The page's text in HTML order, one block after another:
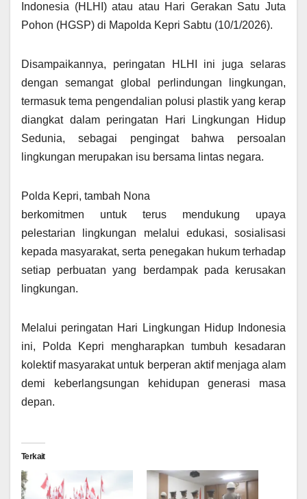
Indonesia (HLHI) atau atau Hari Gerakan Satu Juta
Pohon (HGSP) di Mapolda Kepri Sabtu (10/1/2026).
Disampaikannya, peringatan HLHI ini juga selaras
dengan semangat global perlindungan lingkungan,
termasuk tema pengendalian polusi plastik yang kerap
diangkat dalam peringatan Hari Lingkungan Hidup
Sedunia, sebagai pengingat bahwa persoalan
lingkungan merupakan isu bersama lintas negara.
Polda Kepri, tambah Nona
berkomitmen untuk terus mendukung upaya
pelestarian lingkungan melalui edukasi, sosialisasi
kepada masyarakat, serta penegakan hukum terhadap
setiap perbuatan yang berdampak pada kerusakan
lingkungan.
Melalui peringatan Hari Lingkungan Hidup Indonesia
ini, Polda Kepri mengharapkan tumbuh kesadaran
kolektif masyarakat untuk berperan aktif menjaga alam
demi keberlangsungan kehidupan generasi masa
depan.
Terkait